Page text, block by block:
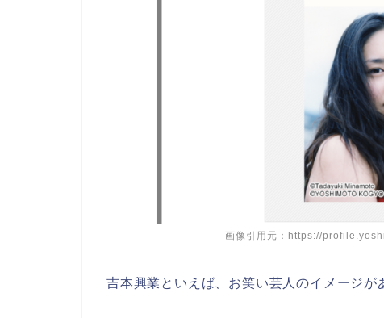
画像引用元：https://
吉本興業といえば、お笑い芸人のイメージが